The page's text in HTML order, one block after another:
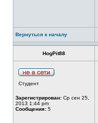
Вернуться к началу
HogPit88
Студент
Зарегистрирован: Ср сен 25,
2013 1:44 pm
Сообщения: 5